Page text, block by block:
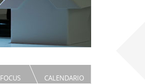
FOCUS CALENDARIO